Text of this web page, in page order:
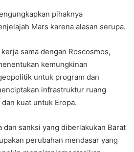
pihaknya
Mars karena alasan serupa.
sama dengan Roscosmos,
kemungkinan
untuk program dan
infrastruktur ruang
kuat untuk Eropa.
dan sanksi yang diberlakukan Barat
perubahan mendasar yang